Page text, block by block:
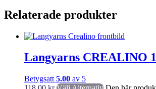
Relaterade produkter
Langyarns CREALINO
Betygsatt 5.00 av 5